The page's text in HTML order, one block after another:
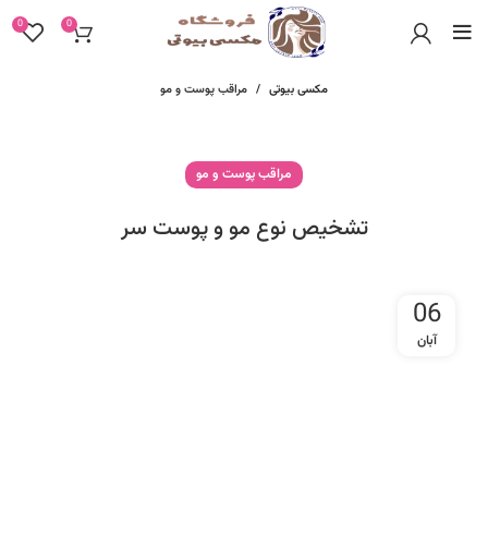
0
0
مکسی بیوتی مراقب پوست و مو
مراقب پوست و مو
تشخیص نوع مو و پوست سر
06
آبان